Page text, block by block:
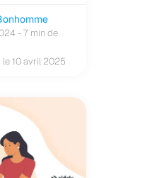
- 7 min de
le 10 avril 2025